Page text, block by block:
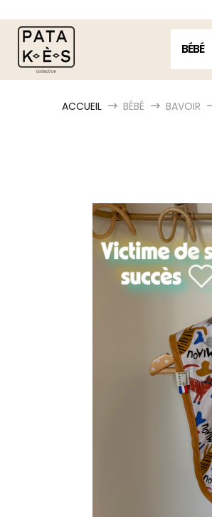
BÉBÉ
ACCUEIL BÉBÉ BAVOIR